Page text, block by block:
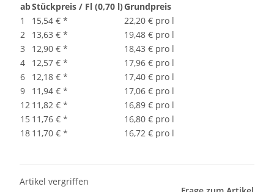
abStückpreis / Fl (0,70 l)Grundpreis
1
15,54 € *
22,20 € pro l
2
13,63 € *
19,48 € pro l
3
12,90 € *
18,43 € pro l
4
12,57 € *
17,96 € pro l
6
12,18 € *
17,40 € pro l
9
11,94 € *
17,06 € pro l
12 11,82 € *
16,89 € pro l
15 11,76 € *
16,80 € pro l
18 11,70 € * 16,72 € pro l
Artikel vergriffen